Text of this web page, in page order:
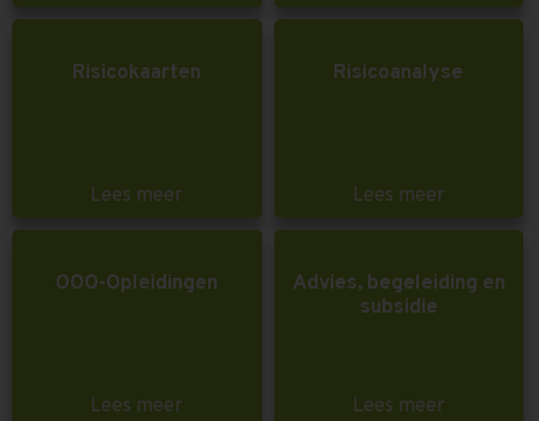
Risicokaarten
Lees meer
Risicoanalyse
Lees meer
OOO-Opleidingen
Lees meer
Advies, begeleiding en
subsidie
Lees meer